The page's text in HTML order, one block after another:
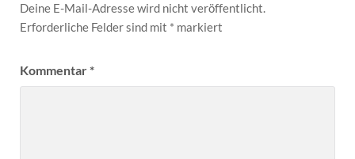
Deine E-Mail-Adresse wird nicht veröffentlicht.
Erforderliche Felder sind mit * markiert
Kommentar*